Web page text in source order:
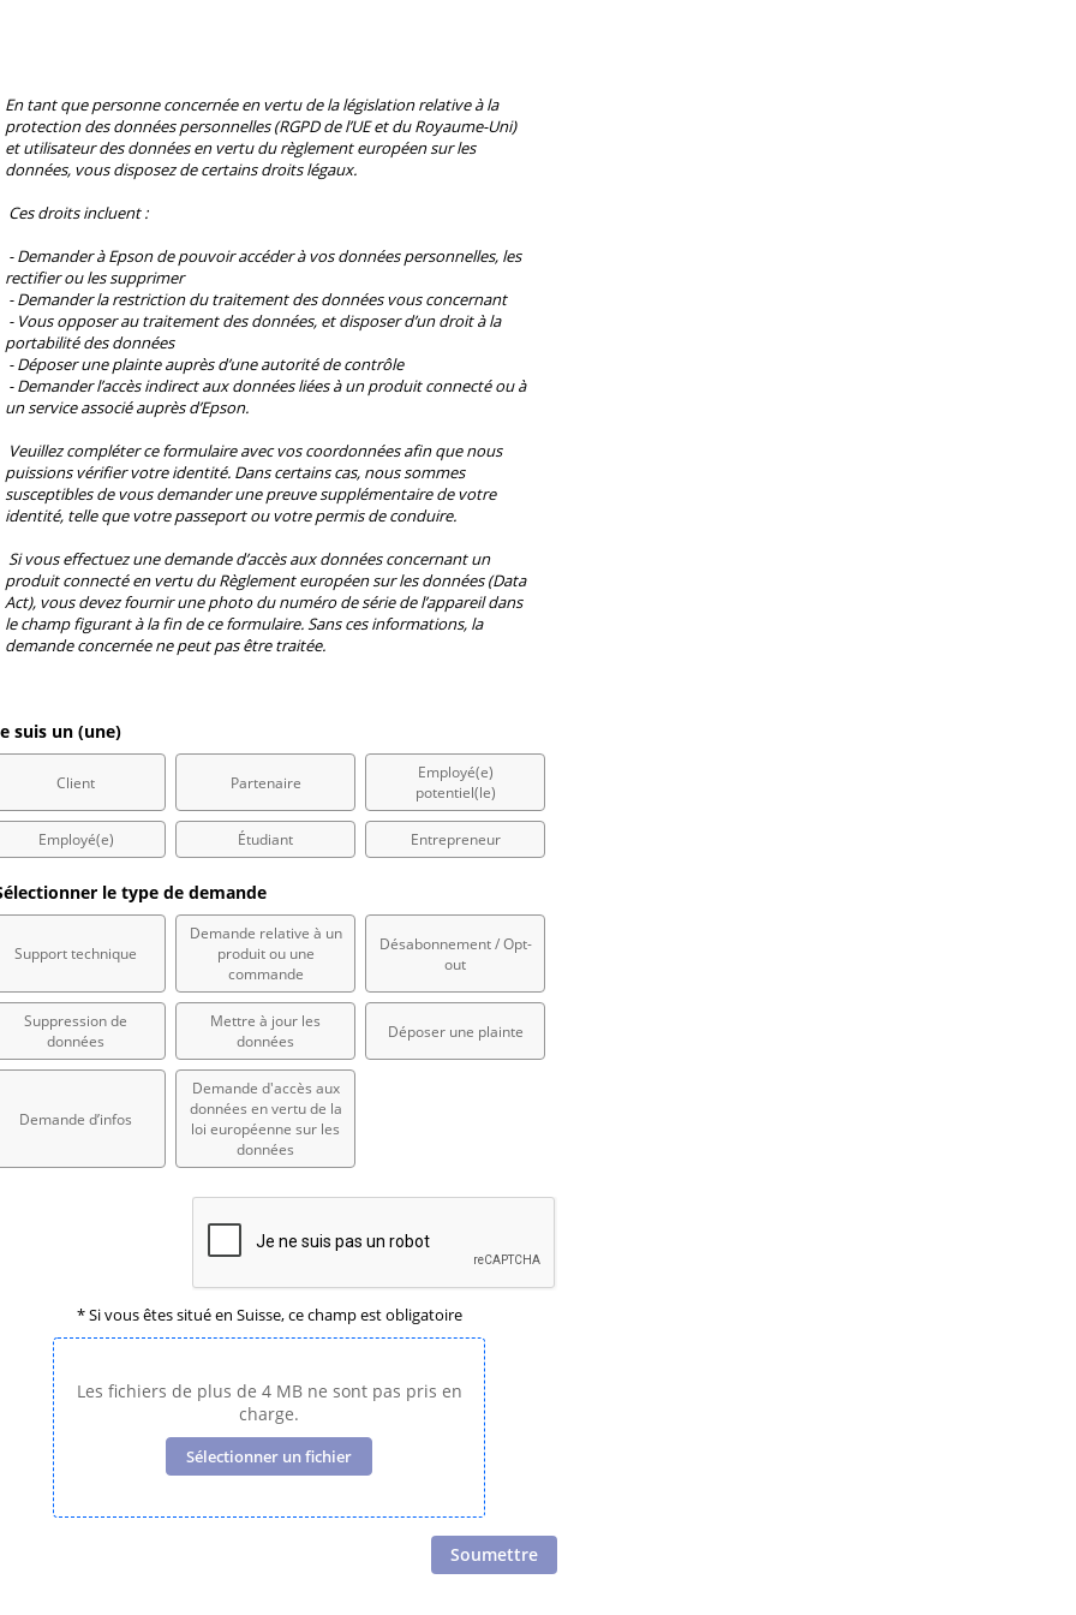
En tant que personne concernée en vertu de la législation relative à la
protection des données personnelles (RGPD de l’UE et du Royaume-Uni)
et utilisateur des données en vertu du règlement européen sur les
données, vous disposez de certains droits légaux.
Ces droits incluent :
rectifier ou les supprimer
- Demander la restriction du traitement des données vous concernant
portabilité des données
- Déposer une plainte auprès d’une autorité de contrôle
un service associé auprès d’Epson.
puissions vérifier votre identité. Dans certains cas, nous sommes
susceptibles de vous demander une preuve supplémentaire de votre
identité, telle que votre passeport ou votre permis de conduire.
produit connecté en vertu du Règlement européen sur les données (Data
Act), vous devez fournir une photo du numéro de série de l’appareil dans
le champ figurant à la fin de ce formulaire. Sans ces informations, la
demande concernée ne peut pas être traitée.
suis un (une)
Client Partenaire
Employé(e)
potentiel(le)
Employé(e) Étudiant Entrepreneur
le type de demande
Support technique
Demande relative à un
produit ou une
commande
Désabonnement / Opt-
out
Suppression de
données
Mettre à jour les
données
Déposer une plainte
Demande d’infos
Demande d'accès aux
données en vertu de la
loi européenne sur les
données
* Si vous êtes situé en Suisse, ce champ est obligatoire
Les fichiers de plus de 4 MB ne sont pas pris en
charge.
Sélectionner un fichier
Soumettre